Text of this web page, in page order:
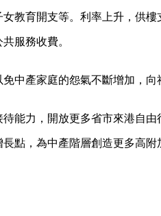
教育開支等。利率上升，供
服務收費。
產家庭的怨氣不斷增加，向
能力，開放更多省市來港自
點，為中產階層創造更多高